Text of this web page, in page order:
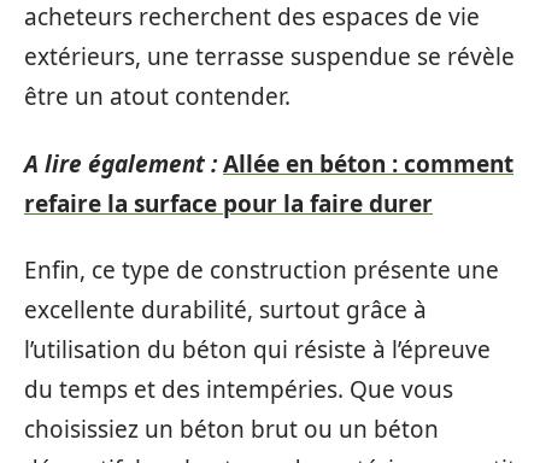
acheteurs recherchent des espaces de vie
extérieurs, une terrasse suspendue se révèle
être un atout contender.
A lire également :Allée en béton : comment
refaire la surface pour la faire durer
Enfin, ce type de construction présente une
excellente durabilité, surtout grâce à
l’utilisation du béton qui résiste à l’épreuve
du temps et des intempéries. Que vous
choisissiez un béton brut ou un béton